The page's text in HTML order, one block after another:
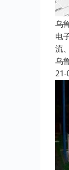
乌
电
流
乌
21-